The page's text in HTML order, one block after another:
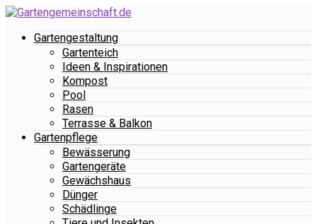
Gartengestaltung
Gartenteich
Ideen & Inspirationen
Kompost
Pool
Rasen
Terrasse & Balkon
Gartenpflege
Bewässerung
Gartengeräte
Gewächshaus
Dünger
Schädlinge